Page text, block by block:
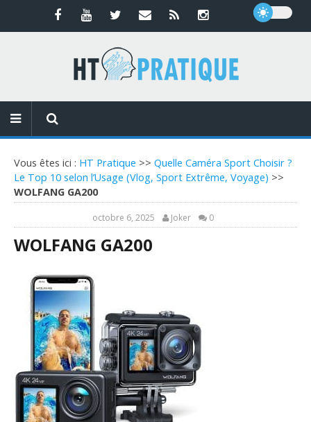
Vous êtes ici : HT Pratique >> Quelle Caméra Sport Choisir ?
Le Top 10 selon l’Usage (Vlog, Sport Extrême, Voyage) >>
WOLFANG GA200
octobre 6, 2025 Joker 0
WOLFANG GA200